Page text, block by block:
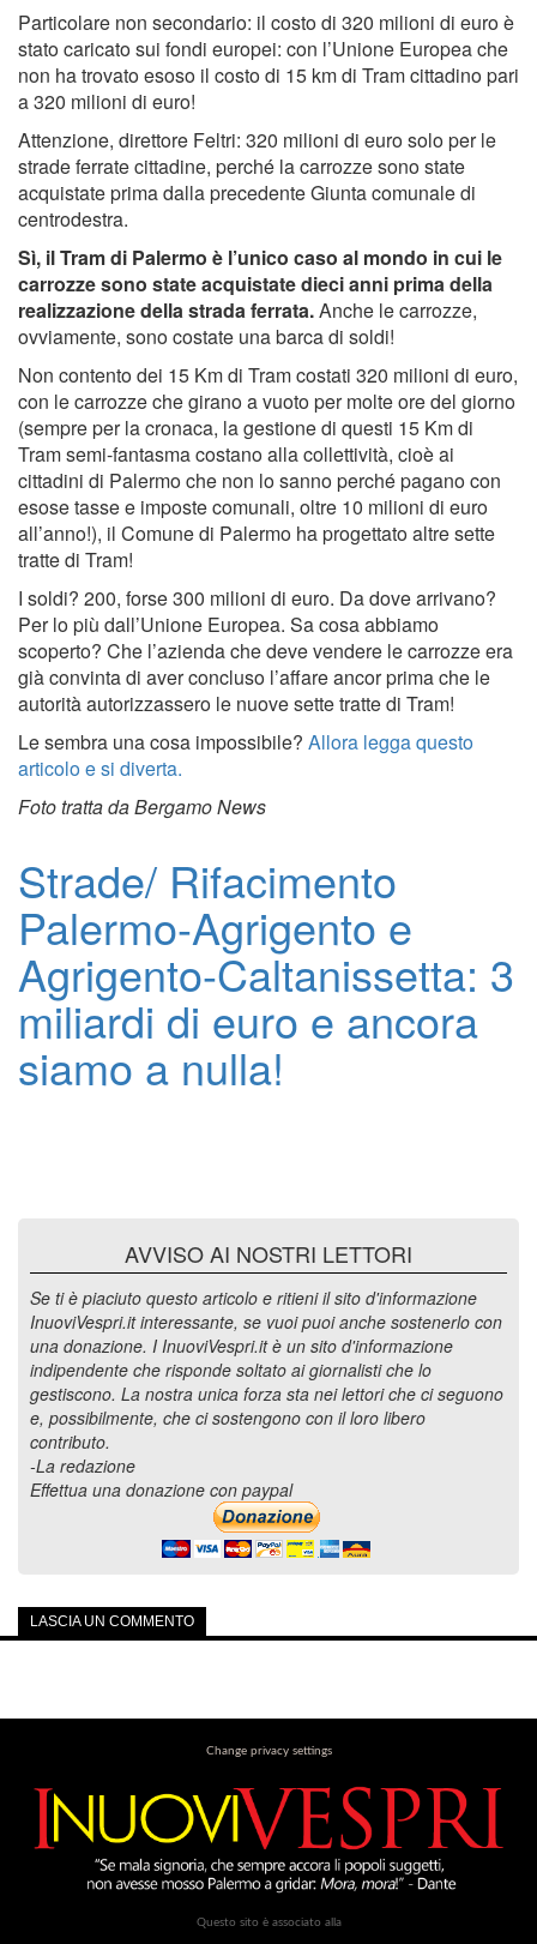
Particolare non secondario: il costo di 320 milioni di euro è
stato caricato sui fondi europei: con l’Unione Europea che
non ha trovato esoso il costo di 15 km di Tram cittadino pari
a 320 milioni di euro!
Attenzione, direttore Feltri: 320 milioni di euro solo per le
strade ferrate cittadine, perché la carrozze sono state
acquistate prima dalla precedente Giunta comunale di
centrodestra.
Sì, il Tram di Palermo è l’unico caso al mondo in cui le
carrozze sono state acquistate dieci anni prima della
realizzazione della strada ferrata.Anche le carrozze,
ovviamente, sono costate una barca di soldi!
Non contento dei 15 Km di Tram costati 320 milioni di euro,
con le carrozze che girano a vuoto per molte ore del giorno
(sempre per la cronaca, la gestione di questi 15 Km di
Tram semi-fantasma costano alla collettività, cioè ai
cittadini di Palermo che non lo sanno perché pagano con
esose tasse e imposte comunali, oltre 10 milioni di euro
all’anno!), il Comune di Palermo ha progettato altre sette
tratte di Tram!
I soldi? 200, forse 300 milioni di euro. Da dove arrivano?
Per lo più dall’Unione Europea. Sa cosa abbiamo
scoperto? Che l’azienda che deve vendere le carrozze era
già convinta di aver concluso l’affare ancor prima che le
autorità autorizzassero le nuove sette tratte di Tram!
Le sembra una cosa impossibile? Allora legga questo
articolo e si diverta.
Foto tratta da Bergamo News
Strade/ Rifacimento
Palermo-Agrigento e
Agrigento-Caltanissetta: 3
miliardi di euro e ancora
siamo a nulla!
AVVISO AI NOSTRI LETTORI
Se ti è piaciuto questo articolo e ritieni il sito d'informazione
InuoviVespri.it interessante, se vuoi puoi anche sostenerlo con
una donazione. I InuoviVespri.it è un sito d'informazione
indipendente che risponde soltato ai giornalisti che lo
gestiscono. La nostra unica forza sta nei lettori che ci seguono
e, possibilmente, che ci sostengono con il loro libero
contributo.
-La redazione
Effettua una donazione con paypal
LASCIA UN COMMENTO
Change privacy settings
Questo sito è associato alla